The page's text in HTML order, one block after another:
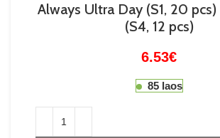
Always Ultra Day (S1, 20
(S4, 12 pcs)
6.53€
85 laos